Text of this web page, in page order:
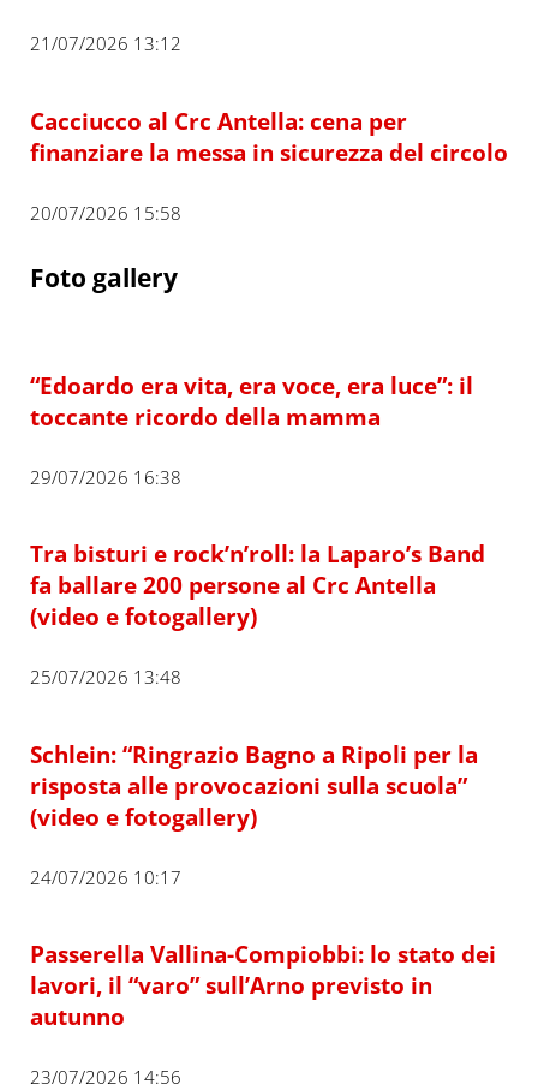
21/07/2026 13:12
Cacciucco al Crc Antella: cena per
finanziare la messa in sicurezza del circolo
20/07/2026 15:58
Foto gallery
“Edoardo era vita, era voce, era luce”: il
toccante ricordo della mamma
29/07/2026 16:38
Tra bisturi e rock’n’roll: la Laparo’s Band
fa ballare 200 persone al Crc Antella
(video e fotogallery)
25/07/2026 13:48
Schlein: “Ringrazio Bagno a Ripoli per la
risposta alle provocazioni sulla scuola”
(video e fotogallery)
24/07/2026 10:17
Passerella Vallina-Compiobbi: lo stato dei
lavori, il “varo” sull’Arno previsto in
autunno
23/07/2026 14:56